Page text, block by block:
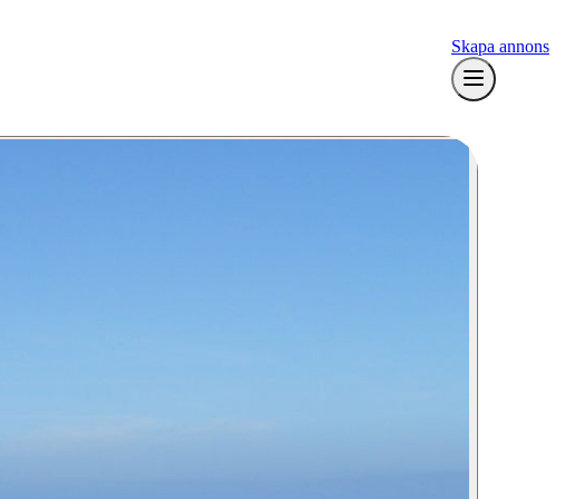
Skapa annons